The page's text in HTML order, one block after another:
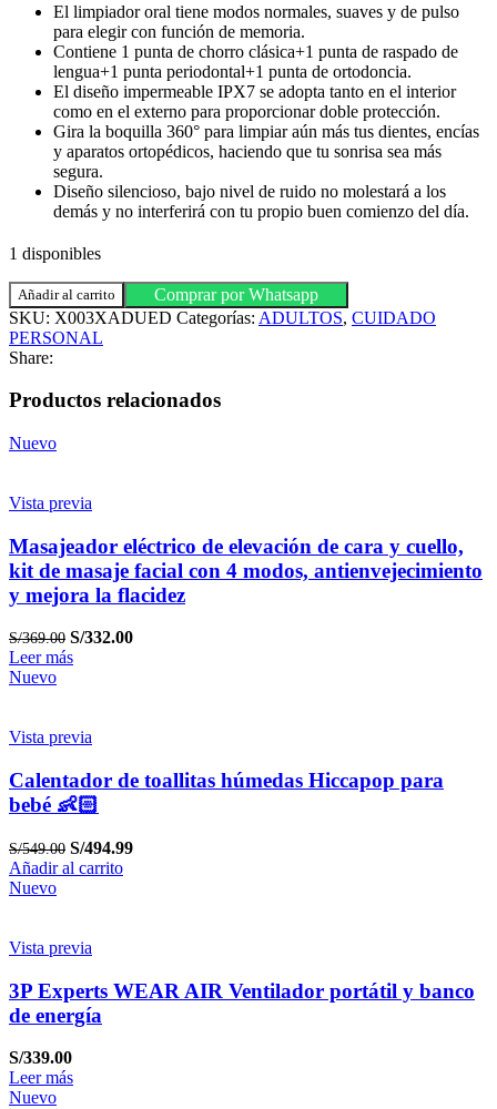
El limpiador oral tiene modos normales, suaves y de pulso
para elegir con función de memoria.
Contiene 1 punta de chorro clásica+1 punta de raspado de
lengua+1 punta periodontal+1 punta de ortodoncia.
El diseño impermeable IPX7 se adopta tanto en el interior
como en el externo para proporcionar doble protección.
Gira la boquilla 360° para limpiar aún más tus dientes, encías
y aparatos ortopédicos, haciendo que tu sonrisa sea más
segura.
Diseño silencioso, bajo nivel de ruido no molestará a los
demás y no interferirá con tu propio buen comienzo del día.
1 disponibles
Irrigador
dental
de
agua
con
3
modos
Añadir al carrito
Comprar por Whatsapp
SKU: X003XADUED Categorías: ADULTOS, CUIDADO
PERSONAL
Share:
Productos relacionados
Nuevo
Vista previa
Masajeador eléctrico de elevación de cara y cuello,
kit de masaje facial con 4 modos, antienvejecimiento
y mejora la flacidez
S/369.00 S/332.00
Leer más
Nuevo
Vista previa
Calentador de toallitas húmedas Hiccapop para
bebé 👶🏻
S/549.00 S/494.99
Añadir al carrito
Nuevo
Vista previa
3P Experts WEAR AIR Ventilador portátil y banco
de energía
S/339.00
Leer más
Nuevo